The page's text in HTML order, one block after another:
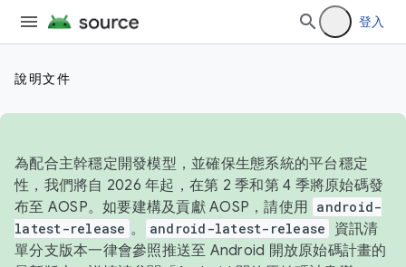
登入
說明文件
為配合主幹穩定開發模型，並確保生態系統的平台穩定
性，我們將自 2026 年起，在第 2 季和第 4 季將原始碼發
布至 AOSP。如要建構及貢獻 AOSP，請使用 android-
latest-release 。 android-latest-release
資訊清
單分支版本一律會參照推送至 Android 開放原始碼計畫的